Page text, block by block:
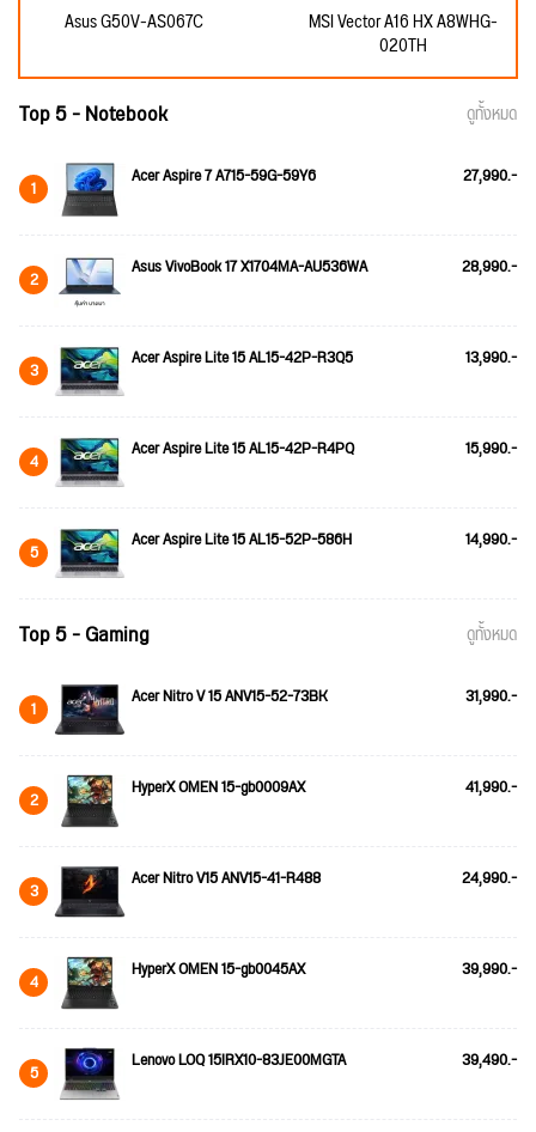
Asus G50V-AS067C MSI Vector A16 HX A8WHG-
020TH
Top 5 - Notebook ดูทั้งหมด
1 Acer Aspire 7 A715-59G-59Y6 27,990.-
2 Asus VivoBook 17 X1704MA-AU536WA 28,990.-
3 Acer Aspire Lite 15 AL15-42P-R3Q5 13,990.-
4 Acer Aspire Lite 15 AL15-42P-R4PQ 15,990.-
5 Acer Aspire Lite 15 AL15-52P-586H 14,990.-
Top 5 - Gaming ดูทั้งหมด
1 Acer Nitro V 15 ANV15-52-73BK 31,990.-
2 HyperX OMEN 15-gb0009AX 41,990.-
3 Acer Nitro V15 ANV15-41-R488 24,990.-
4 HyperX OMEN 15-gb0045AX 39,990.-
5 Lenovo LOQ 15IRX10-83JE00MGTA 39,490.-